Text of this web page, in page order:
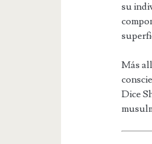
su
Más
Dice